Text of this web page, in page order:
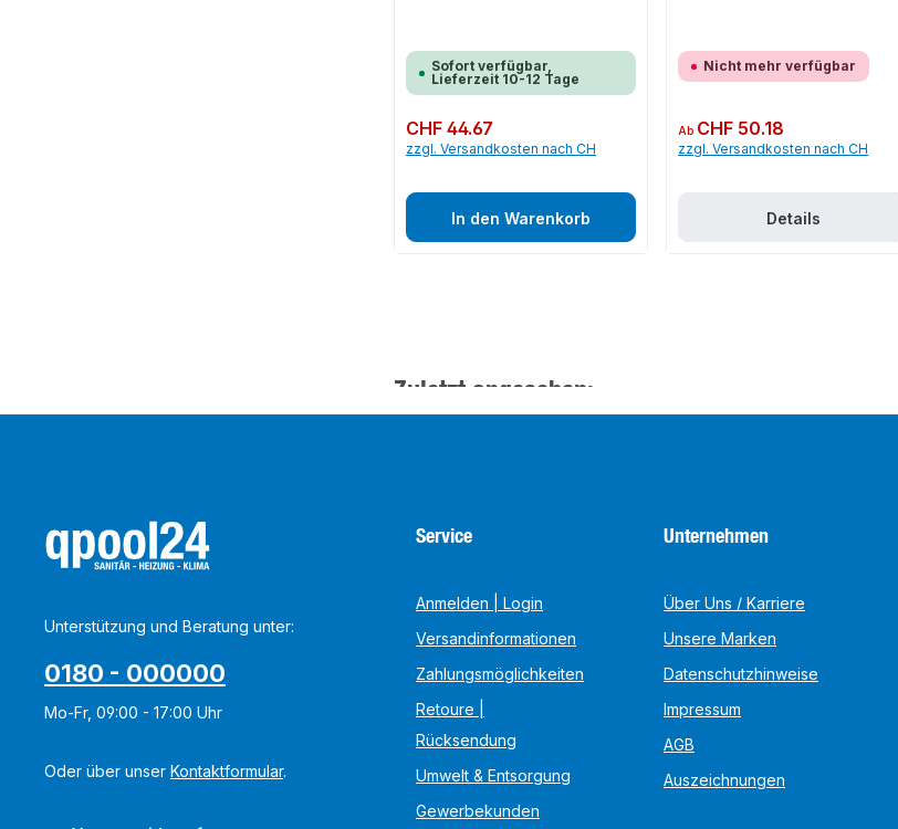
Sofort verfügbar,
Lieferzeit 10-12 Tage
Regulärer Preis:
CHF 44.67
zzgl. Versandkosten nach CH
In den Warenkorb
Nicht mehr verfügbar
Regulärer Preis:
Ab CHF 50.18
zzgl. Versandkosten nach CH
Details
Zuletzt angesehen:
Unterstützung und Beratung unter:
0180 - 000000
Mo-Fr, 09:00 - 17:00 Uhr
Oder über unser Kontaktformular.
Service
Anmelden | Login
Versandinformationen
Zahlungsmöglichkeiten
Retoure |
Rücksendung
Umwelt & Entsorgung
Gewerbekunden
Unternehmen
Über Uns / Karriere
Unsere Marken
Datenschutzhinweise
Impressum
AGB
Auszeichnungen